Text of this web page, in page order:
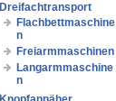
Dreifachtransport
Flachbettmaschine
n
Freiarmmaschinen
Langarmmaschine
n